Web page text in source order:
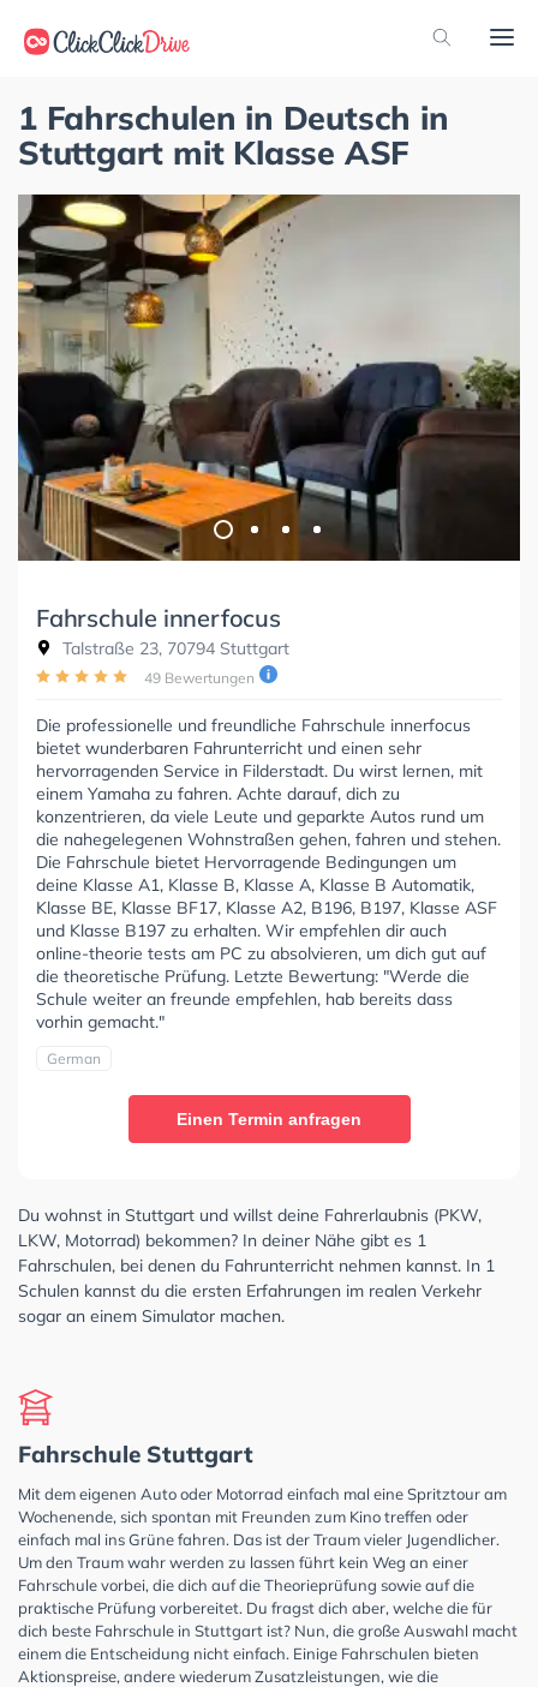
1 Fahrschulen in Deutsch in
Stuttgart mit Klasse ASF
Fahrschule innerfocus
Talstraße 23, 70794 Stuttgart
49 Bewertungen
Die professionelle und freundliche Fahrschule innerfocus
bietet wunderbaren Fahrunterricht und einen sehr
hervorragenden Service in Filderstadt. Du wirst lernen, mit
einem Yamaha zu fahren. Achte darauf, dich zu
konzentrieren, da viele Leute und geparkte Autos rund um
die nahegelegenen Wohnstraßen gehen, fahren und stehen.
Die Fahrschule bietet Hervorragende Bedingungen um
deine Klasse A1, Klasse B, Klasse A, Klasse B Automatik,
Klasse BE, Klasse BF17, Klasse A2, B196, B197, Klasse ASF
und Klasse B197 zu erhalten. Wir empfehlen dir auch
online-theorie tests am PC zu absolvieren, um dich gut auf
die theoretische Prüfung. Letzte Bewertung: "Werde die
Schule weiter an freunde empfehlen, hab bereits dass
vorhin gemacht."
German
Einen Termin anfragen
Du wohnst in Stuttgart und willst deine Fahrerlaubnis (PKW,
LKW, Motorrad) bekommen? In deiner Nähe gibt es 1
Fahrschulen, bei denen du Fahrunterricht nehmen kannst. In 1
Schulen kannst du die ersten Erfahrungen im realen Verkehr
sogar an einem Simulator machen.
Fahrschule Stuttgart
Mit dem eigenen Auto oder Motorrad einfach mal eine Spritztour am
Wochenende, sich spontan mit Freunden zum Kino treffen oder
einfach mal ins Grüne fahren. Das ist der Traum vieler Jugendlicher.
Um den Traum wahr werden zu lassen führt kein Weg an einer
Fahrschule vorbei, die dich auf die Theorieprüfung sowie auf die
praktische Prüfung vorbereitet. Du fragst dich aber, welche die für
dich beste Fahrschule in Stuttgart ist? Nun, die große Auswahl macht
einem die Entscheidung nicht einfach. Einige Fahrschulen bieten
Aktionspreise, andere wiederum Zusatzleistungen, wie die